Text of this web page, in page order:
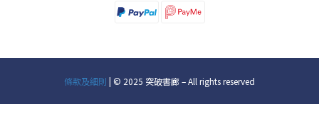
條款及細則 | © 2025 突破書廊 – All rights reserved